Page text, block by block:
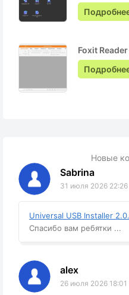
Foxit
Новые
Sabrina
31 июля 2026 22:26
Universal USB Installer
Спасибо вам ребятки ...
alex
26 июля 2026 18:01